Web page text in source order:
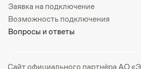
Заявка на подключение
Возможность подключения
Вопросы и ответы